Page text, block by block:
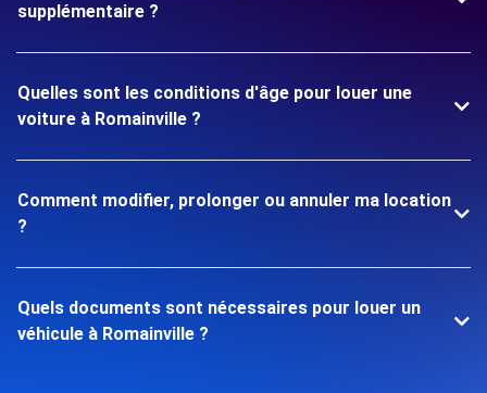
supplémentaire ?
Quelles sont les conditions d'âge pour louer une
voiture à Romainville ?
Comment modifier, prolonger ou annuler ma location
?
Quels documents sont nécessaires pour louer un
véhicule à Romainville ?